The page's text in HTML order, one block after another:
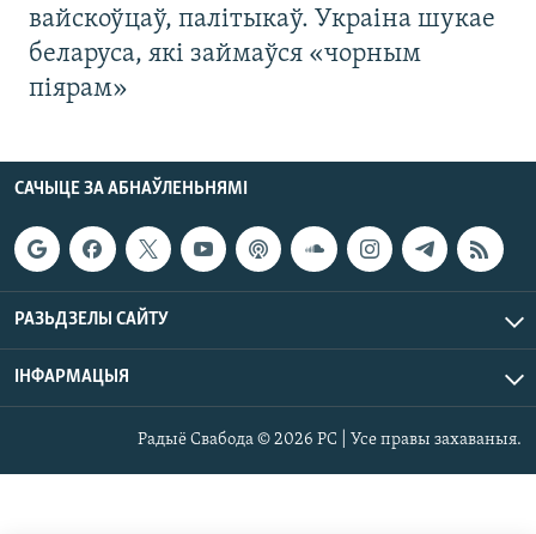
вайскоўцаў, палітыкаў. Украіна шукае
беларуса, які займаўся «чорным
піярам»
САЧЫЦЕ ЗА АБНАЎЛЕНЬНЯМІ
РАЗЬДЗЕЛЫ САЙТУ
ІНФАРМАЦЫЯ
Радыё Свабода © 2026 РС | Усе правы захаваныя.